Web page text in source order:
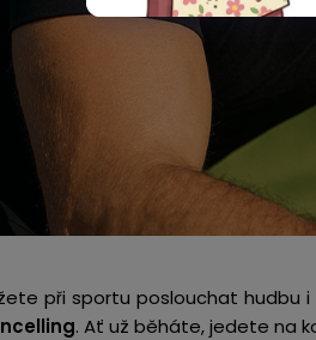
při sportu poslouchat hudbu i
. Ať už běháte, jedete na